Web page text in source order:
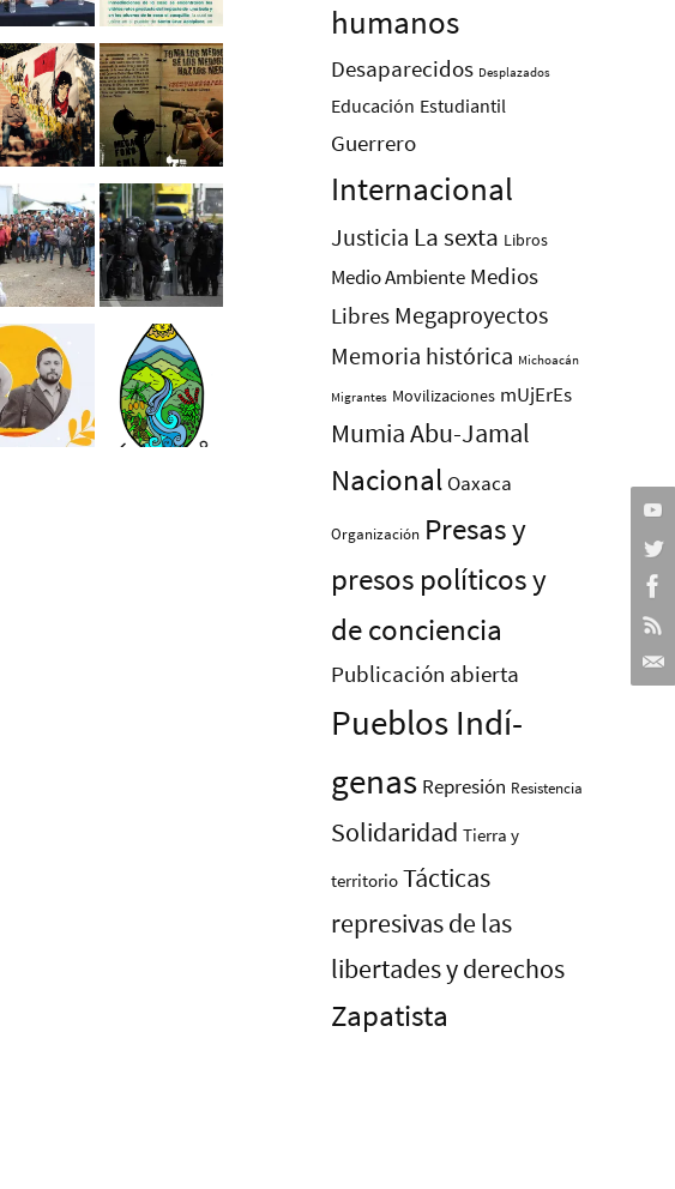
humanos
Desaparecidos Desplazados
Educación Estudiantil
Guerrero
Internacional
Justicia La sexta Libros
Medio Ambiente Medios
Libres Megaproyectos
Memoria histórica Michoacán
Migrantes Movilizaciones mUjErEs
Mumia Abu-Jamal
Nacional Oaxaca
Organización Presas y
presos polí­ticos y
de conciencia
Publicación abierta
Pueblos Indí­
genas Represión Resistencia
Solidaridad Tierra y
territorio Tácticas
represivas de las
libertades y derechos
Zapatista